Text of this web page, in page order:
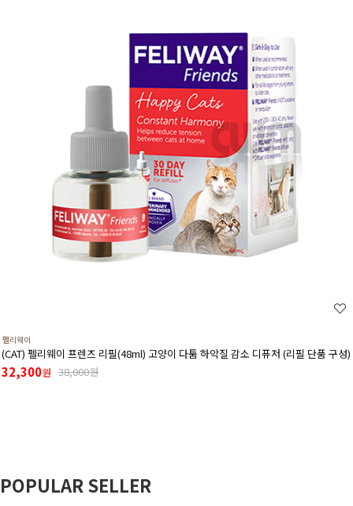
펠리웨이
(CAT) 펠리웨이 프렌즈 리필(48ml) 고양이 다툼 하악질 감소 디퓨저 (리필 단품 구성)
32,300원 38,000원
POPULAR SELLER